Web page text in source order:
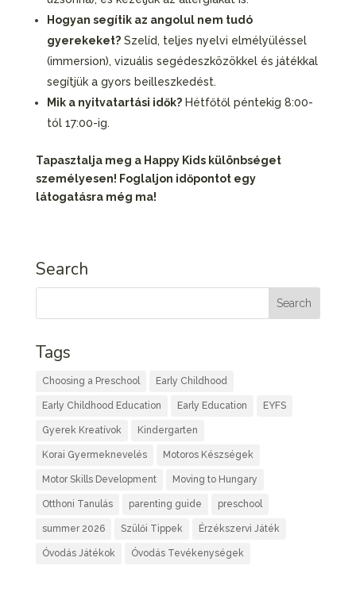
Hogyan segítik az angolul nem tudó
gyerekeket?Szelíd, teljes nyelvi elmélyüléssel
(immersion), vizuális segédeszközökkel és játékkal
segítjük a gyors beilleszkedést.
Mik a nyitvatartási idők?Hétfőtől péntekig 8:00-
tól 17:00-ig.
Tapasztalja meg a Happy Kids különbséget
személyesen! Foglaljon időpontot egy
látogatásra még ma!
Search
Tags
Choosing a Preschool Early Childhood
Early Childhood Education Early Education EYFS
Gyerek Kreatívok Kindergarten
Korai Gyermeknevelés Motoros Készségek
Motor Skills Development Moving to Hungary
Otthoni Tanulás parenting guide preschool
summer 2026 Szülői Tippek Érzékszervi Játék
Óvodás Játékok Óvodás Tevékenységek